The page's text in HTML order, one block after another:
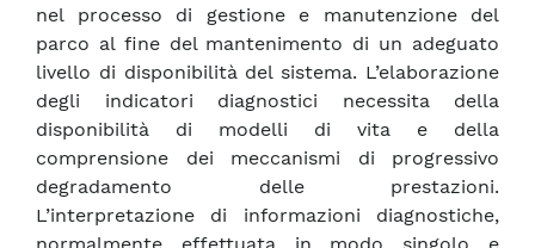
nel processo di gestione e manutenzione del
parco al fine del mantenimento di un adeguato
livello di disponibilità del sistema. L’elaborazione
degli indicatori diagnostici necessita della
disponibilità di modelli di vita e della
comprensione dei meccanismi di progressivo
degradamento delle prestazioni.
L’interpretazione di informazioni diagnostiche,